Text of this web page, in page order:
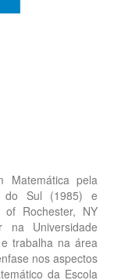
Matemática pela
do Sul (1985) e
Rochester, NY
na Universidade
trabalha na área
nos aspectos
da Escola